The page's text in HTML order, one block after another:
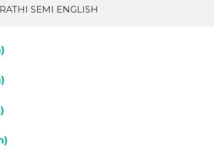
SEMI ENGLISH